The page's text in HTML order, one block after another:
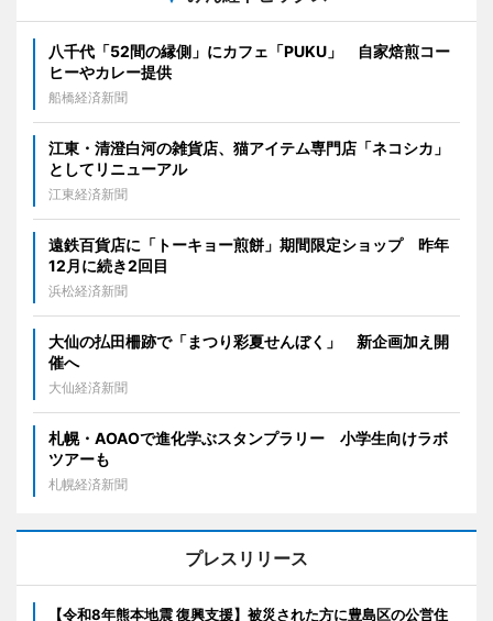
八千代「52間の縁側」にカフェ「PUKU」 自家焙煎コー
ヒーやカレー提供
船橋経済新聞
江東・清澄白河の雑貨店、猫アイテム専門店「ネコシカ」
としてリニューアル
江東経済新聞
遠鉄百貨店に「トーキョー煎餅」期間限定ショップ 昨年
12月に続き2回目
浜松経済新聞
大仙の払田柵跡で「まつり彩夏せんぼく」 新企画加え開
催へ
大仙経済新聞
札幌・AOAOで進化学ぶスタンプラリー 小学生向けラボ
ツアーも
札幌経済新聞
プレスリリース
【令和8年熊本地震 復興支援】被災された方に豊島区の公営住